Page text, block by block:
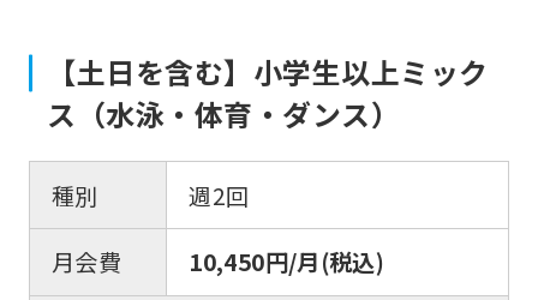
【土日を含む】小学生以上ミック
ス（水泳・体育・ダンス）
種別
週2回
月会費
10,450円/月(税込)
However,
if
you
use
automatic
translation